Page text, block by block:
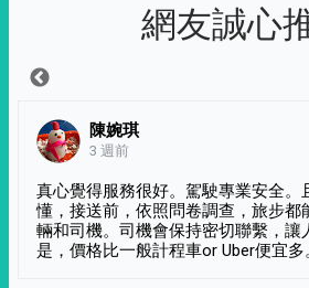
網友誠心
陳婉琪
3 週前
真心覺得服務很好。駕駛專業安全。
懂，接送前，依照問卷調查，旅步都
輛和司機。司機會保持密切聯繫，讓
是，價格比一般計程車or Uber便宜